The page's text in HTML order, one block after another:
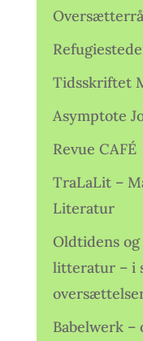
Tidsskriftet
Asymptote
Revue CAFÉ
TraLaLit –
Literatur
Oldtidens
litteratur – i
Babelwerk